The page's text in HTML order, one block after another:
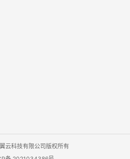
云科技有限公司版权所有